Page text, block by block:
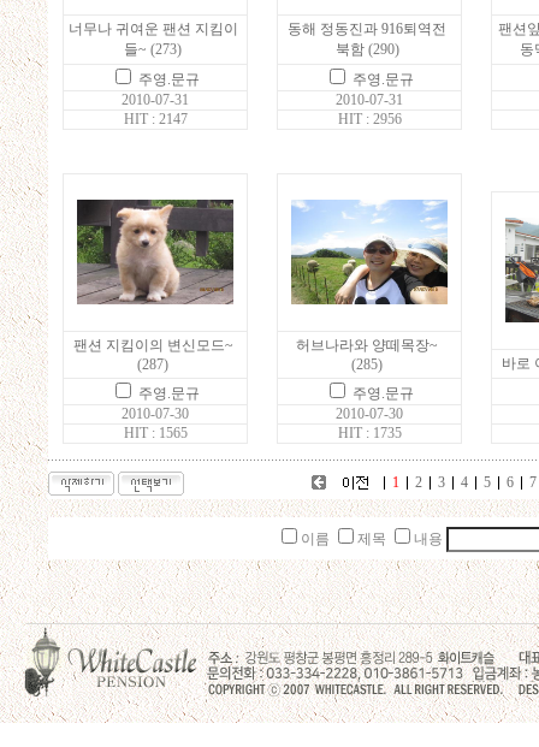
너무나 귀여운 팬션 지킴이
들~ (273)
주영.문규
2010-07-31
HIT : 2147
동해 정동진과 916퇴역전
북함(290)
주영.문규
2010-07-31
HIT : 2956
팬션
동
팬션 지킴이의 변신모드~
(287)
주영.문규
2010-07-30
HIT : 1565
허브나라와 양떼목장~
(285)
주영.문규
2010-07-30
HIT : 1735
바로
1 2 3 4 5 6 7
이름 제목 내용